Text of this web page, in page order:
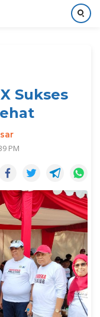
Sukses
PM